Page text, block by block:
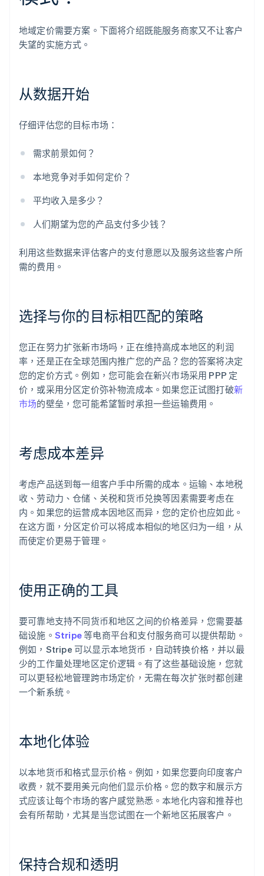
地域定价需要方案。下面将介绍既能服务商家又不让客户
失望的实施方式。
从数据开始
仔细评估您的目标市场：
需求前景如何？
本地竞争对手如何定价？
平均收入是多少？
人们期望为您的产品支付多少钱？
利用这些数据来评估客户的支付意愿以及服务这些客户所
需的费用。
选择与你的目标相匹配的策略
您正在努力扩张新市场吗，正在维持高成本地区的利润
率，还是正在全球范围内推广您的产品？您的答案将决定
您的定价方式。例如，您可能会在新兴市场采用 PPP 定
价，或采用分区定价弥补物流成本。如果您正试图打破新
市场的壁垒，您可能希望暂时承担一些运输费用。
考虑成本差异
考虑产品送到每一组客户手中所需的成本。运输、本地税
收、劳动力、仓储、关税和货币兑换等因素需要考虑在
内。如果您的运营成本因地区而异，您的定价也应如此。
在这方面，分区定价可以将成本相似的地区归为一组，从
而使定价更易于管理。
使用正确的工具
要可靠地支持不同货币和地区之间的价格差异，您需要基
础设施。 Stripe等电商平台和支付服务商可以提供帮助。
例如，Stripe 可以显示本地货币，自动转换价格，并以最
少的工作量处理地区定价逻辑。有了这些基础设施，您就
可以更轻松地管理跨市场定价，无需在每次扩张时都创建
一个新系统。
本地化体验
以本地货币和格式显示价格。例如，如果您要向印度客户
收费，就不要用美元向他们显示价格。您的数字和展示方
式应该让每个市场的客户感觉熟悉。本地化内容和推荐也
会有所帮助，尤其是当您试图在一个新地区拓展客户。
保持合规和透明